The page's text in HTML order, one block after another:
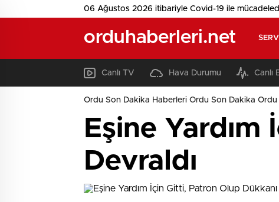
06 Ağustos 2026 itibariyle Covid-19 ile mücadelede
orduhaberleri.net
Canlı TV Hava Durumu Canlı
Ordu Son Dakika Haberleri Ordu Son Dakika Ordu
Eşine
Devraldı